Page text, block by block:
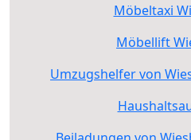
Möbeltaxi
Möbellift
Umzugshelfer von